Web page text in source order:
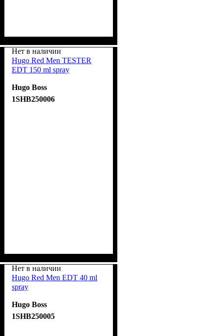
Нет в наличии
Hugo Red Men TESTER
EDT 150 ml spray
Hugo Boss
1SHB250006
Нет в наличии
Hugo Red Men EDT 40 ml
spray
Hugo Boss
1SHB250005